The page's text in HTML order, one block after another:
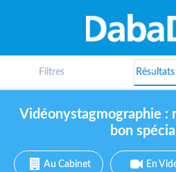
Filtres Résultats
Vidéonystagmographie :
bon
Au Cabinet En